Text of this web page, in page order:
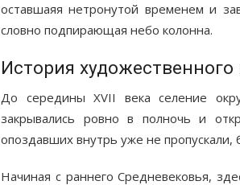
оставшаяя нетронутой временем и
словно подпирающая небо колонна.
История художественного
До середины XVII века селение
закрывались ровно в полночь и
опоздавших внутрь уже не
Начиная с раннего Средневековья,